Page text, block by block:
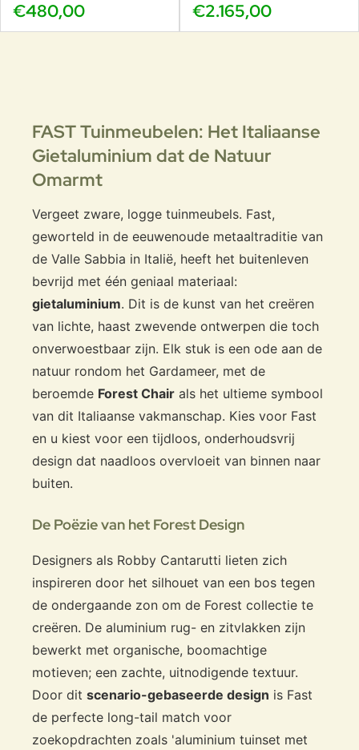
€480,00 €2.165,00
FAST Tuinmeubelen: Het Italiaanse
Gietaluminium dat de Natuur
Omarmt
Vergeet zware, logge tuinmeubels. Fast,
geworteld in de eeuwenoude metaaltraditie van
de Valle Sabbia in Italië, heeft het buitenleven
bevrijd met één geniaal materiaal:
gietaluminium. Dit is de kunst van het creëren
van lichte, haast zwevende ontwerpen die toch
onverwoestbaar zijn. Elk stuk is een ode aan de
natuur rondom het Gardameer, met de
beroemde Forest Chair als het ultieme symbool
van dit Italiaanse vakmanschap. Kies voor Fast
en u kiest voor een tijdloos, onderhoudsvrij
design dat naadloos overvloeit van binnen naar
buiten.
De Poëzie van het Forest Design
Designers als Robby Cantarutti lieten zich
inspireren door het silhouet van een bos tegen
de ondergaande zon om de Forest collectie te
creëren. De aluminium rug- en zitvlakken zijn
bewerkt met organische, boomachtige
motieven; een zachte, uitnodigende textuur.
Door dit scenario-gebaseerde design is Fast
de perfecte long-tail match voor
zoekopdrachten zoals 'aluminium tuinset met